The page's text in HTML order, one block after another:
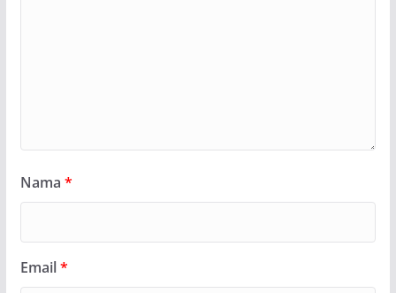
Nama *
Email*